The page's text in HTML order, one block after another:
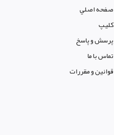
صفحه اصلي
کليپ
پرسش و پاسخ
تماس با ما
قوانين و مقررات